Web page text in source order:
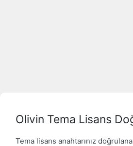
Olivin Tema Lisans
Tema lisans anahtarınız